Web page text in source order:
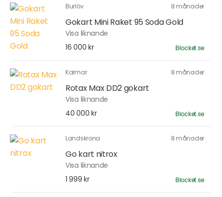
Burlöv 8 månader
Gokart Mini Raket 95 Soda Gold
Visa liknande
16 000 kr
Blocket.se
Kalmar 8 månader
Rotax Max DD2 gokart
Visa liknande
40 000 kr
Blocket.se
Landskrona 8 månader
Go kart nitrox
Visa liknande
1 999 kr
Blocket.se